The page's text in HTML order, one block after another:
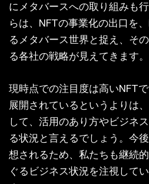
にメタバースへの取り組みも
らは、NFTの事業化の出口を
るメタバース世界と捉え、そ
る各社の戦略が見えてきます。
現時点での注目度は高いNFT
展開されているというよりは
して、活用のあり方やビジネ
る状況と言えるでしょう。今
想されるため、私たちも継続
ぐるビジネス状況を注視して